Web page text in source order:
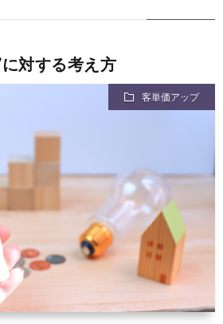
対する考え方
客単価アップ